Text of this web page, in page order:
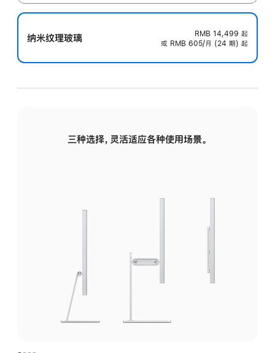
纳米纹理玻璃 RMB 14,499 起
或 RMB 605/月 (24 期) 起
三种选择，灵活适应各种使用场景。